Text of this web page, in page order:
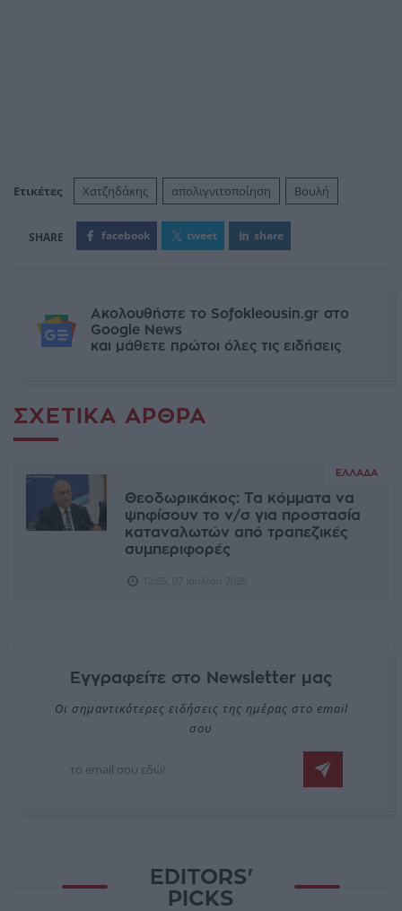
Ετικέτες Χατζηδάκης απολιγνιτοποίηση Βουλή
facebook tweet share
Ακολουθήστε το Sofokleousin.gr στο
Google News
και μάθετε πρώτοι όλες τις ειδήσεις
ΣΧΕΤΙΚΆ ΆΡΘΡΑ
ΕΛΛΆΔΑ
Θεοδωρικάκος: Τα κόμματα να
ψηφίσουν το ν/σ για προστασία
καταναλωτών από τραπεζικές
συμπεριφορές
Εγγραφείτε στο Newsletter μας
Οι σημαντικότερες ειδήσεις της ημέρας στο email
σου
EDITORS'
PICKS